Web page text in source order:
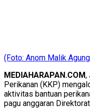
(Foto: Anom Malik
MEDIAHARAPAN.COM,
Perikanan (KKP)
aktivitas bantuan
pagu anggaran